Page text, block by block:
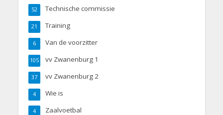
Technische commissie
52
Training
21
Van de voorzitter
6
vv Zwanenburg 1
105
vv Zwanenburg 2
37
Wie is
4
Zaalvoetbal
4